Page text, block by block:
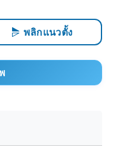
พลิกแนวตั้ง